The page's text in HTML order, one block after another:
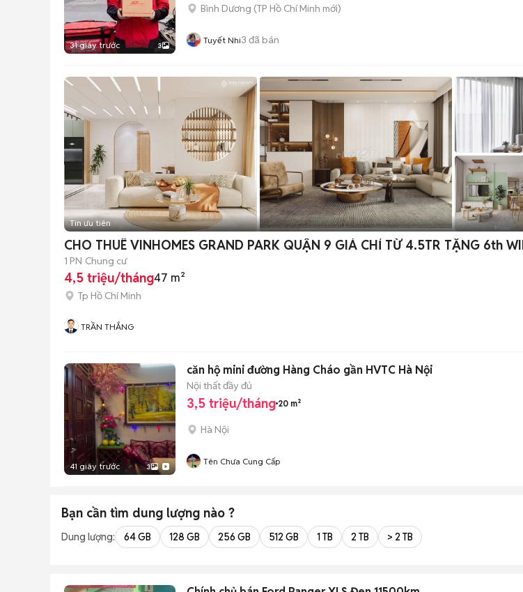
31 giây trước 3
Bình Dương (TP Hồ Chí Minh mới)
Tuyết Nhi3 đã bán
Tin ưu tiên
CHO THUÊ VINHOMES GRAND PARK QUẬN 9 GIÁ CHỈ TỪ 4.5TR TẶNG 6th
1 PN Chung cư
4,5 triệu/tháng47 m²
Tp Hồ Chí Minh
TRẦN THẮNG
41 giây trước 3
căn hộ mini đường Hàng Cháo gần HVTC Hà Nội
Nội thất đầy đủ
3,5 triệu/tháng 20 m²
Hà Nội
Tên Chưa Cung Cấp
Bạn cần tìm dung lượng nào ?
Dung lượng: 64 GB 128 GB 256 GB 512 GB 1 TB 2 TB > 2 TB